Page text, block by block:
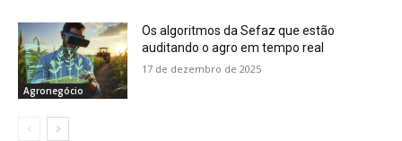
Agronegócio
Os algoritmos da Sefaz que estão
auditando o agro em tempo real
17 de dezembro de 2025